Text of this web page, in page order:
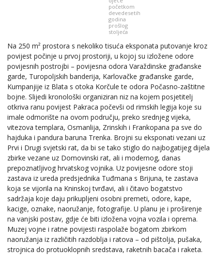
početkom
devedesetih
godina
prošlog
stoljeća
Na 250 m² prostora s nekoliko tisuća eksponata putovanje kroz
povijest počinje u prvoj prostoriji, u kojoj su izložene odore
povijesnih postrojbi – povijesna odora Varaždinske građanske
garde, Turopoljskih banderija, Karlovačke građanske garde,
Kumpanjije iz Blata s otoka Korčule te odora Počasno-zaštitne
bojne. Slijedi kronološki organiziran niz na kojem posjetitelj
otkriva ranu povijest Pakraca počevši od rimskih legija koje su
imale odmorište na ovom području, preko srednjeg vijeka,
vitezova templara, Osmanlija, Zrinskih i Frankopana pa sve do
hajduka i pandura baruna Trenka. Brojni su eksponati vezani uz
Prvi i Drugi svjetski rat, da bi se tako stiglo do najbogatijeg dijela
zbirke vezane uz Domovinski rat, ali i modernog, danas
prepoznatljivog hrvatskog vojnika. Uz povijesne odore stoji
zastava iz ureda predsjednika Tuđmana s Brijuna, te zastava
koja se vijorila na Kninskoj tvrđavi, ali i čitavo bogatstvo
sadržaja koje daju prikupljeni osobni premeti, odore, kape,
kacige, oznake, naoružanje, fotografije. U planu je i proširenje
na vanjski postav, gdje će biti izložena vojna vozila i oprema.
Muzej vojne i ratne povijesti raspolaže bogatom zbirkom
naoružanja iz različitih razdoblja i ratova – od pištolja, pušaka,
strojnica do protuoklopnih sredstava, raketnih bacača i raketa.